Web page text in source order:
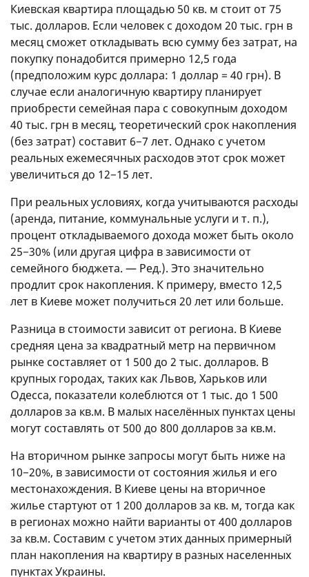
Киевская квартира площадью 50 кв. м стоит от 75
тыс. долларов. Если человек с доходом 20 тыс. грн в
месяц сможет откладывать всю сумму без затрат, на
покупку понадобится примерно 12,5 года
(предположим курс доллара: 1 доллар = 40 грн). В
случае если аналогичную квартиру планирует
приобрести семейная пара с совокупным доходом
40 тыс. грн в месяц, теоретический срок накопления
(без затрат) составит 6−7 лет. Однако с учетом
реальных ежемесячных расходов этот срок может
увеличиться до 12−15 лет.
При реальных условиях, когда учитываются расходы
(аренда, питание, коммунальные услуги и т. п.),
процент откладываемого дохода может быть около
25−30% (или другая цифра в зависимости от
семейного бюджета. — Ред.). Это значительно
продлит срок накопления. К примеру, вместо 12,5
лет в Киеве может получиться 20 лет или больше.
Разница в стоимости зависит от региона. В Киеве
средняя цена за квадратный метр на первичном
рынке составляет от 1 500 до 2 тыс. долларов. В
крупных городах, таких как Львов, Харьков или
Одесса, показатели колеблются от 1 тыс. до 1 500
долларов за кв.м. В малых населённых пунктах цены
могут составлять от 500 до 800 долларов за кв.м.
На вторичном рынке запросы могут быть ниже на
10−20%, в зависимости от состояния жилья и его
местонахождения. В Киеве цены на вторичное
жилье стартуют от 1 200 долларов за кв. м, тогда как
в регионах можно найти варианты от 400 долларов
за кв.м. Составим с учетом этих данных примерный
план накопления на квартиру в разных населенных
пунктах Украины.